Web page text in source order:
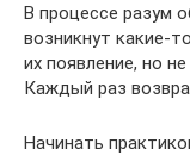
В процессе разум
возникнут какие-
их появление, но
Каждый раз
Начинать